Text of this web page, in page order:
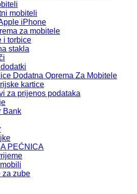
mobiteli
iPhone
za mobitele
i torbice
stakla
Dodatna Oprema Za Mobitele
kartice
za prijenos podataka
Bank
PEĆNICA
za zube